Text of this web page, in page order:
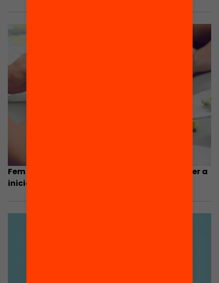
Fem educació: 13 iniciatives seleccionades per a
iniciar una campanya de micromecenatge